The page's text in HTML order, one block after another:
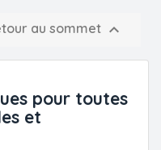
au sommet 
pour toutes
et